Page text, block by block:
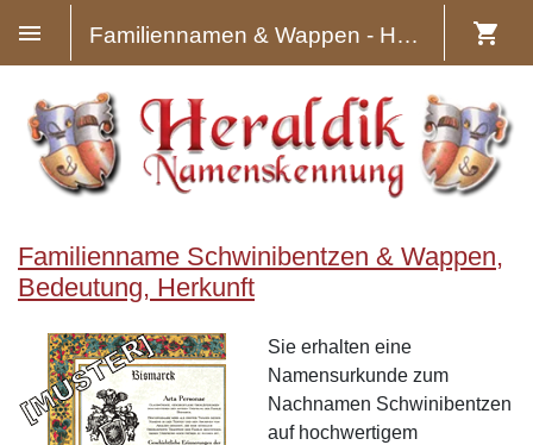
Familiennamen & Wappen - Heraldik
Familienname Schwinibentzen & Wappen,
Bedeutung, Herkunft
Sie erhalten eine
Namensurkunde zum
Nachnamen Schwinibentzen
auf hochwertigem